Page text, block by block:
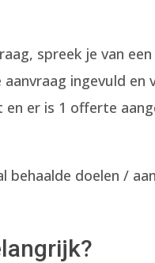
spreek je van
ingevuld en
er is 1 offerte
behaalde doelen /